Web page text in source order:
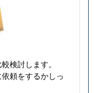
検討します。
頼をするかしっ